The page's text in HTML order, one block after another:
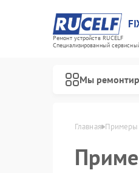
Ремонт устройств RUCELF
Специализированный
Мы
Главная Примеры